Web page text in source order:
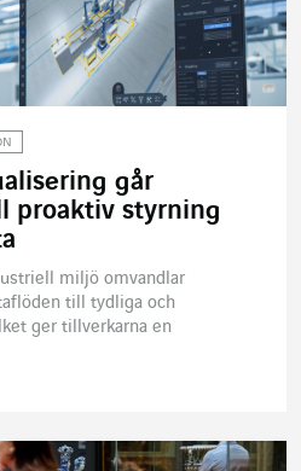
går
proaktiv styrning
miljö omvandlar
till tydliga och
ger tillverkarna en